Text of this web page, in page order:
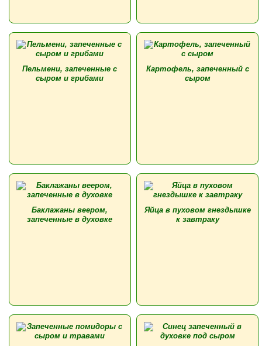
Пельмени, запеченные с
сыром и грибами
Картофель, запеченный с
сыром
Баклажаны веером,
запеченные в духовке
Яйца в пуховом гнездышке
к завтраку